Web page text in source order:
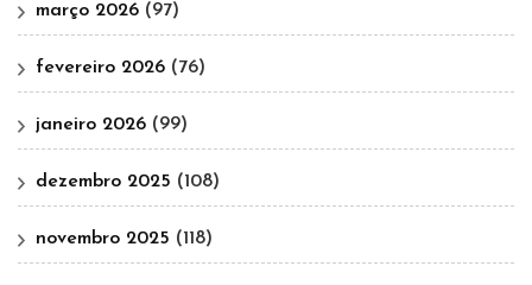
março 2026 (97)
fevereiro 2026 (76)
janeiro 2026 (99)
dezembro 2025 (108)
novembro 2025 (118)